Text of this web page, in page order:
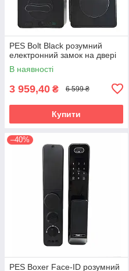
PES Bolt Black розумний
електронний замок на двері
В наявності
3 959,40 ₴ 6 599 ₴
Купити
–40%
PES Boxer Face-ID розумний